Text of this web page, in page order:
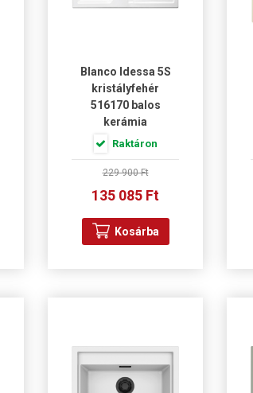
Blanco Idessa 5S
kristályfehér
516170 balos
kerámia
mosogatótálca
Raktáron
229 900 Ft
135 085 Ft
Kosárba